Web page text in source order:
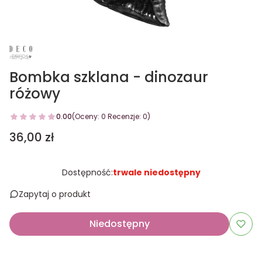
Bombka szklana - dinozaur
różowy
0.00(Oceny: 0 Recenzje: 0)
Cena
36,00 zł
Dostępność:trwale niedostępny
Zapytaj o produkt
Niedostępny